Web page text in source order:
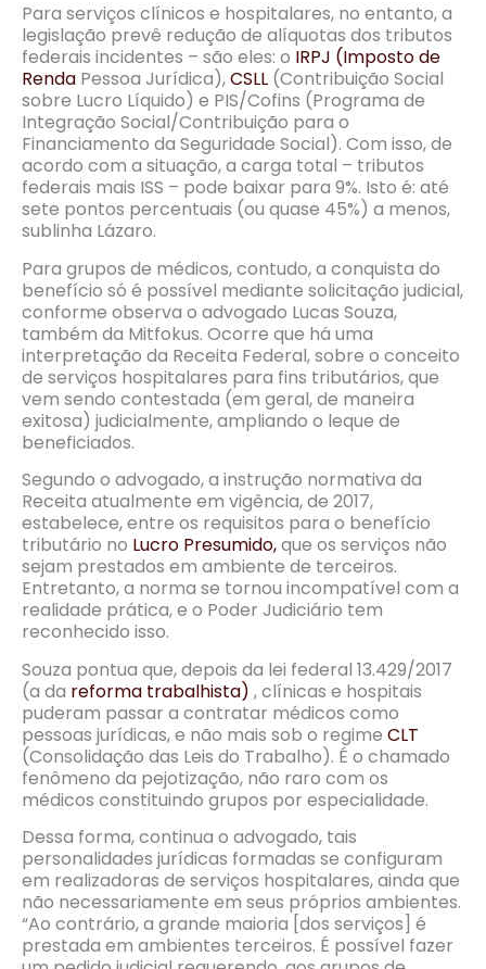
Para serviços clínicos e hospitalares, no entanto, a
legislação prevê redução de alíquotas dos tributos
federais incidentes – são eles: o IRPJ (Imposto de
Renda Pessoa Jurídica),CSLL (Contribuição Social
sobre Lucro Líquido) e PIS/Cofins (Programa de
Integração Social/Contribuição para o
Financiamento da Seguridade Social). Com isso, de
acordo com a situação, a carga total – tributos
federais mais ISS – pode baixar para 9%. Isto é: até
sete pontos percentuais (ou quase 45%) a menos,
sublinha Lázaro.
Para grupos de médicos, contudo, a conquista do
benefício só é possível mediante solicitação judicial,
conforme observa o advogado Lucas Souza,
também da Mitfokus. Ocorre que há uma
interpretação da Receita Federal, sobre o conceito
de serviços hospitalares para fins tributários, que
vem sendo contestada (em geral, de maneira
exitosa) judicialmente, ampliando o leque de
beneficiados.
Segundo o advogado, a instrução normativa da
Receita atualmente em vigência, de 2017,
estabelece, entre os requisitos para o benefício
tributário no Lucro Presumido,que os serviços não
sejam prestados em ambiente de terceiros.
Entretanto, a norma se tornou incompatível com a
realidade prática, e o Poder Judiciário tem
reconhecido isso.
Souza pontua que, depois da lei federal 13.429/2017
(a da reforma trabalhista) , clínicas e hospitais
puderam passar a contratar médicos como
pessoas jurídicas, e não mais sob o regime CLT
(Consolidação das Leis do Trabalho). É o chamado
fenômeno da pejotização, não raro com os
médicos constituindo grupos por especialidade.
Dessa forma, continua o advogado, tais
personalidades jurídicas formadas se configuram
em realizadoras de serviços hospitalares, ainda que
não necessariamente em seus próprios ambientes.
“Ao contrário, a grande maioria [dos serviços] é
prestada em ambientes terceiros. É possível fazer